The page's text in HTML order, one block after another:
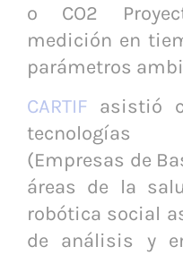
o CO2
medición en
parámetros
CARTIF asistió
(Empresas de
áreas de la
robótica social
de análisis y